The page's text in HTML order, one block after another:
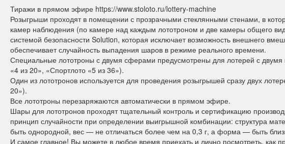
Тиражи в прямом эфире https://www.stoloto.ru/lottery-machine
Розыгрыши проходят в помещении с прозрачными стеклянными стенами, в
камер наблюдения (по камере над каждым лототроном и две камеры общего
системой безопасности Solution, которая исключает возможность внешнего
обеспечивает случайность выпадения шаров в режиме реального времени.
Специальные лототроны с двумя сферами предусмотрены для лотерей с
«4 из 20», «Спортлото «5 из 36»).
Один из лототронов используется для проведения розыгрышей сразу двух
20»).
Все лототроны перезаряжаются автоматически в прямом эфире.
Шары для лототронов проходят тщательный контроль и сертификацию
принцип случайности при определении выигрышной комбинации: структура
быть однородной, вес — не отличаться более чем на 0,3 г, а форма — быть
И самое главное! Вы можете в любое время приехать и лично посмотреть, как